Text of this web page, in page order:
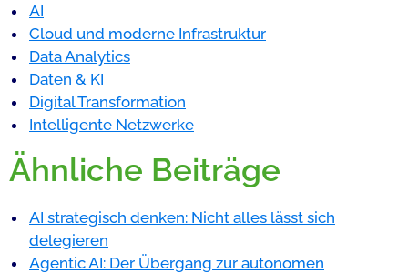
AI
Cloud und moderne Infrastruktur
Data Analytics
Daten & KI
Digital Transformation
Intelligente Netzwerke
Ähnliche Beiträge
AI strategisch denken: Nicht alles lässt sich
delegieren
Agentic AI: Der Übergang zur autonomen